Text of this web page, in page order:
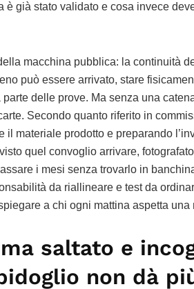
è già stato validato e cosa invece
macchina pubblica: la continuità
può essere arrivato, stare
delle prove. Ma senza una
Secondo quanto riferito in
il materiale prodotto e preparando
quel convoglio arrivare,
i mesi senza trovarlo in
da riallineare e test da
a chi ogni mattina aspetta una
saltato e
non dà